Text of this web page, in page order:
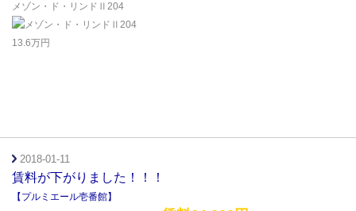
メゾン・ド・リンドⅡ204
13.6万円
2018-01-11
賃料が下がりました！！！
【プルミエール壱番館】